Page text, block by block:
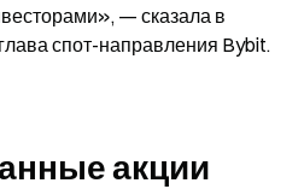
— сказала в
спот-направления Bybit.
акции